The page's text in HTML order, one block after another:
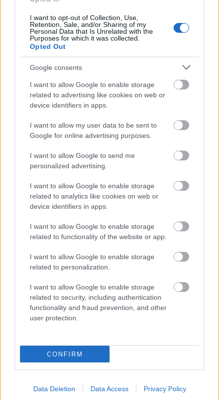
I want to opt-out of Collection, Use,
Retention, Sale, and/or Sharing of my
Personal Data that Is Unrelated with the
Purposes for which it was collected.
Opted Out
Google consents
I want to allow Google to enable storage
related to advertising like cookies on web or
device identifiers in apps.
I want to allow my user data to be sent to
Google for online advertising purposes.
I want to allow Google to send me
personalized advertising.
I want to allow Google to enable storage
related to analytics like cookies on web or
device identifiers in apps.
I want to allow Google to enable storage
related to functionality of the website or app.
I want to allow Google to enable storage
related to personalization.
I want to allow Google to enable storage
related to security, including authentication
functionality and fraud prevention, and other
user protection.
CONFIRM
Data Deletion Data Access Privacy Policy
téri előadásokat le kellett mondaniuk.
A pestisjárvány és a koronavírus
színháztörténeti találkozása
mtothorsi•2020. június 02.
Csákányi Eszter és Kulka János is kamerát ragad a